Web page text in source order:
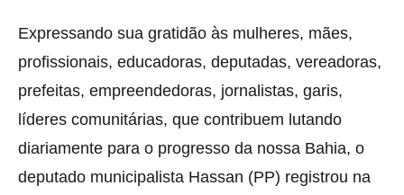
Expressando sua gratidão às mulheres, mães,
profissionais, educadoras, deputadas, vereadoras,
prefeitas, empreendedoras, jornalistas, garis,
líderes comunitárias, que contribuem lutando
diariamente para o progresso da nossa Bahia, o
deputado municipalista Hassan (PP) registrou na